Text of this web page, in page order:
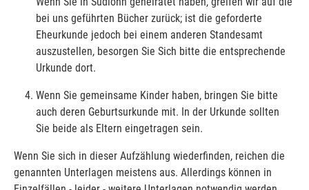
bei uns geführten Bücher zurück; ist die geforderte
Eheurkunde jedoch bei einem anderen Standesamt
auszustellen, besorgen Sie Sich bitte die entsprechende
Urkunde dort.
Wenn Sie gemeinsame Kinder haben, bringen Sie bitte
auch deren Geburtsurkunde mit. In der Urkunde sollten
Sie beide als Eltern eingetragen sein.
Wenn Sie sich in dieser Aufzählung wiederfinden, reichen die
genannten Unterlagen meistens aus. Allerdings können in